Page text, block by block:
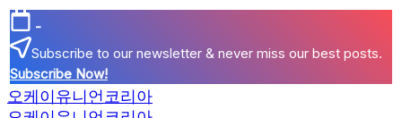
본
문
으
로
건
-
Subscribe to our newsletter & never miss our best posts.
Subscribe Now!
오케이유니언코리아